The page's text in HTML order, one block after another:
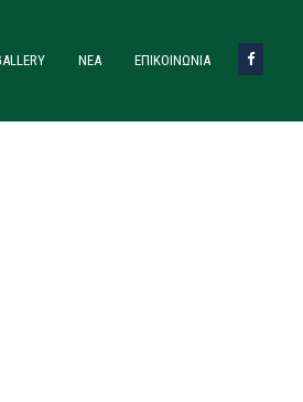
ΝΈΑ ΕΠΙΚΟΙΝΩΝΙΑ